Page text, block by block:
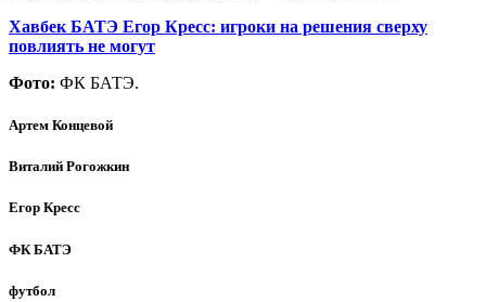
Хавбек БАТЭ Егор Кресс: игроки на решения сверху
повлиять не могут
Фото: ФК БАТЭ.
Артем Концевой
Виталий Рогожкин
Егор Кресс
ФК БАТЭ
футбол